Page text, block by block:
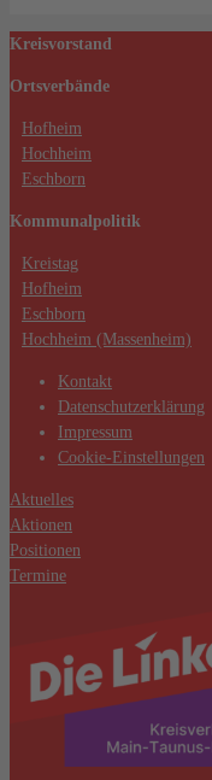
Kreisvorstand
Ortsverbände
Hofheim
Hochheim
Eschborn
Kommunalpolitik
Kreistag
Hofheim
Eschborn
Hochheim (Massenheim)
Kontakt
Datenschutzerklärung
Impressum
Cookie-Einstellungen
Aktuelles
Aktionen
Positionen
Termine